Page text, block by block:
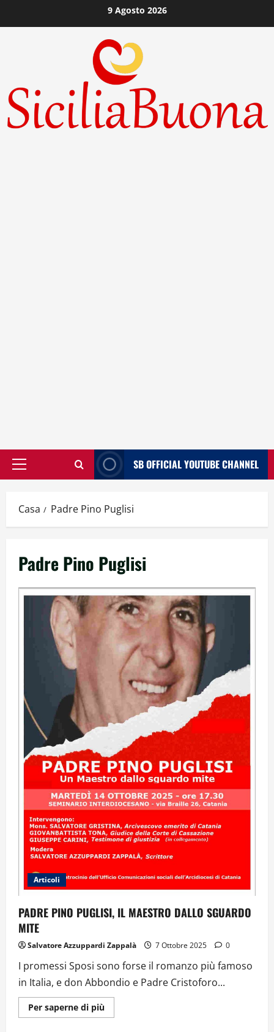
al
9 Agosto 2026
Menù
SB OFFICIAL YOUTUBE CHANNEL
Casa Padre Pino Puglisi
Padre Pino Puglisi
Articoli
PADRE PINO PUGLISI, IL MAESTRO DALLO SGUARDO
MITE
Salvatore Azzuppardi Zappalà 7 Ottobre 2025 0
I promessi Sposi sono forse il romanzo più famoso
in Italia, e don Abbondio e Padre Cristoforo...
Per saperne di piùUlteriori
informazioni